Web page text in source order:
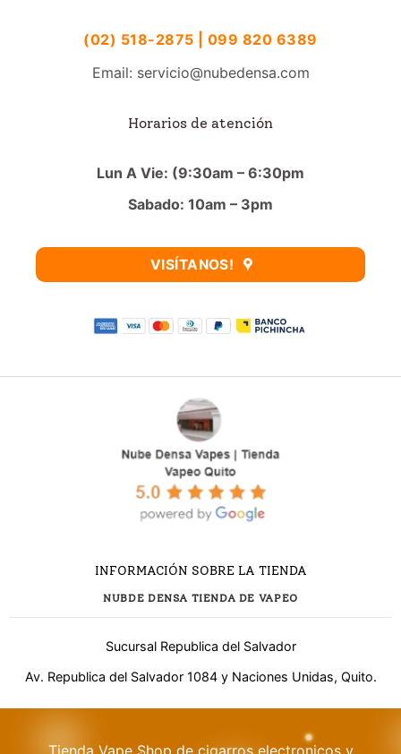
INFORMACIÓN SOBRE LA TIENDA
NUBDE DENSA TIENDA DE VAPEO
Sucursal Republica del Salvador
Av. Republica del Salvador 1084 y Naciones Unidas, Quito.
(02) 518-2875 | 099 820 6389
Email: servicio@nubedensa.com
Horarios de atención
Lun A Vie: (9:30am – 6:30pm
Sabado: 10am – 3pm
VISÍTANOS!